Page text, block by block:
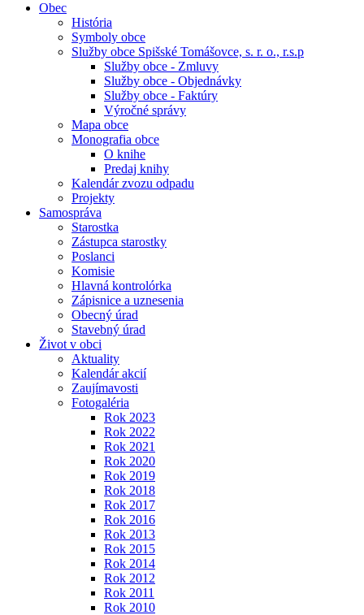
Obec
História
Symboly obce
Služby obce Spišské Tomášovce, s. r. o., r.s.p
Služby obce - Zmluvy
Služby obce - Objednávky
Služby obce - Faktúry
Výročné správy
Mapa obce
Monografia obce
O knihe
Predaj knihy
Kalendár zvozu odpadu
Projekty
Samospráva
Starostka
Zástupca starostky
Poslanci
Komisie
Hlavná kontrolórka
Zápisnice a uznesenia
Obecný úrad
Stavebný úrad
Život v obci
Aktuality
Kalendár akcií
Zaujímavosti
Fotogaléria
Rok 2023
Rok 2022
Rok 2021
Rok 2020
Rok 2019
Rok 2018
Rok 2017
Rok 2016
Rok 2013
Rok 2015
Rok 2014
Rok 2012
Rok 2011
Rok 2010